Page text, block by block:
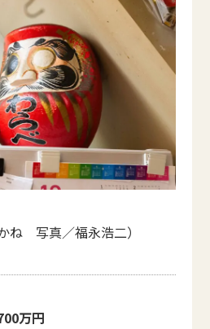
ね 写真／福永浩二）
万円